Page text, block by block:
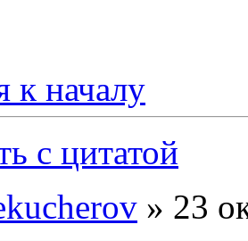
к началу
с цитатой
» 23